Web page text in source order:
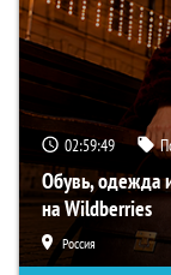
02:59:48
Обувь, одежда
на Wildberries
Россия